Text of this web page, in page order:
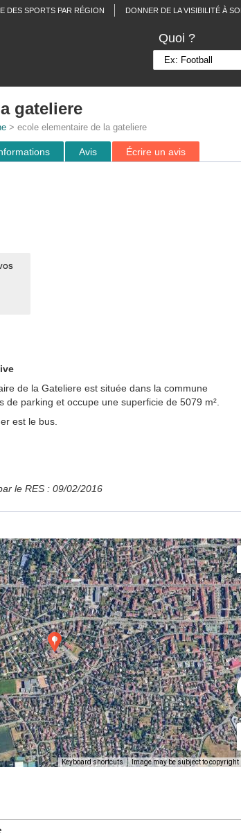
DES SPORTS PAR RÉGION DONNER DE LA VISIBILITÉ À
Quoi ?
gateliere
> ecole elementaire de la gateliere
Avis Écrire un avis
de la Gateliere est située dans la commune
parking et occupe une superficie de 5079 m².
est le bus.
le RES : 09/02/2016
Keyboard shortcuts Image may be subject to copyright